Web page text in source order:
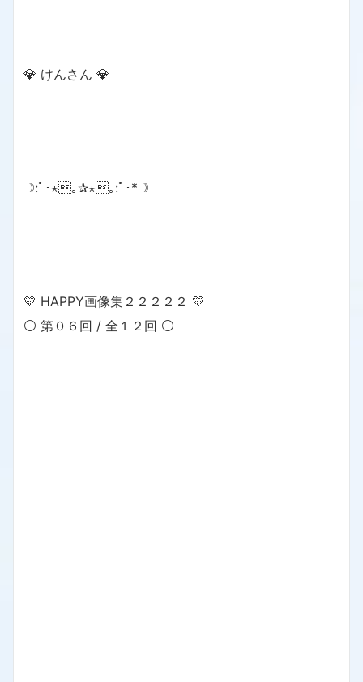
💎 けんさん 💎
☽:ﾟ･⋆｡✰⋆｡:ﾟ･*☽
💛 HAPPY画像集２２２２２ 💛
⚪ 第０６回 / 全１２回 ⚪